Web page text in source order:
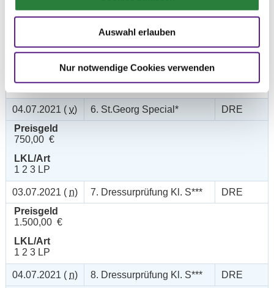
Auswahl erlauben
Nur notwendige Cookies verwenden
5. Dressurprüfung Kl.S*
Preisgeld
750,00 €
1 2 3 LP
04.07.2021 ( v) 6. St.Georg Special*
DRE
Preisgeld
750,00 €
LKL/Art
1 2 3 LP
03.07.2021 ( n) 7. Dressurprüfung Kl. S***
DRE
Preisgeld
1.500,00 €
LKL/Art
1 2 3 LP
04.07.2021 ( n) 8. Dressurprüfung Kl. S***
DRE